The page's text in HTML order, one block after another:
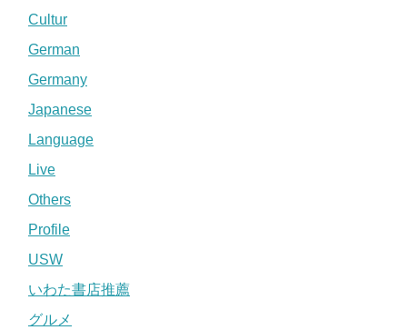
Cultur
German
Germany
Japanese
Language
Live
Others
Profile
USW
いわた書店推薦
グルメ